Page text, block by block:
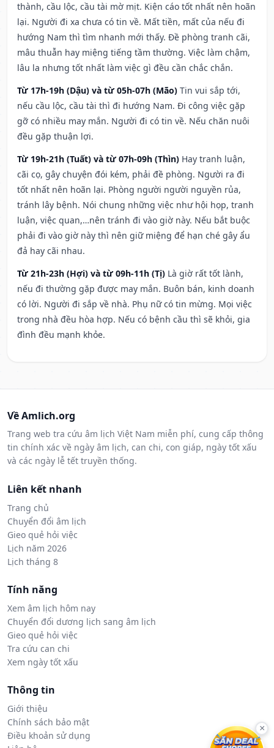
thành, cầu lộc, cầu tài mờ mịt. Kiện cáo tốt nhất nên hoãn
lại. Người đi xa chưa có tin về. Mất tiền, mất của nếu đi
hướng Nam thì tìm nhanh mới thấy. Đề phòng tranh cãi,
mâu thuẫn hay miệng tiếng tầm thường. Việc làm chậm,
lâu la nhưng tốt nhất làm việc gì đều cần chắc chắn.
Từ 17h-19h (Dậu) và từ 05h-07h (Mão) Tin vui sắp tới,
nếu cầu lộc, cầu tài thì đi hướng Nam. Đi công việc gặp
gỡ có nhiều may mắn. Người đi có tin về. Nếu chăn nuôi
đều gặp thuận lợi.
Từ 19h-21h (Tuất) và từ 07h-09h (Thìn) Hay tranh luận,
cãi cọ, gây chuyện đói kém, phải đề phòng. Người ra đi
tốt nhất nên hoãn lại. Phòng người người nguyền rủa,
tránh lây bệnh. Nói chung những việc như hội họp, tranh
luận, việc quan,…nên tránh đi vào giờ này. Nếu bắt buộc
phải đi vào giờ này thì nên giữ miệng để hạn ché gây ẩu
đả hay cãi nhau.
Từ 21h-23h (Hợi) và từ 09h-11h (Tị) Là giờ rất tốt lành,
nếu đi thường gặp được may mắn. Buôn bán, kinh doanh
có lời. Người đi sắp về nhà. Phụ nữ có tin mừng. Mọi việc
trong nhà đều hòa hợp. Nếu có bệnh cầu thì sẽ khỏi, gia
đình đều mạnh khỏe.
Về Amlich.org
Trang web tra cứu âm lịch Việt Nam miễn phí, cung cấp thông
tin chính xác về ngày âm lịch, can chi, con giáp, ngày tốt xấu
và các ngày lễ tết truyền thống.
Liên kết nhanh
Trang chủ
Chuyển đổi âm lịch
Gieo quẻ hỏi việc
Lịch năm 2026
Lịch tháng 8
Tính năng
Xem âm lịch hôm nay
Chuyển đổi dương lịch sang âm lịch
Gieo quẻ hỏi việc
Tra cứu can chi
Xem ngày tốt xấu
Thông tin
Giới thiệu
Chính sách bảo mật
Điều khoản sử dụng
×